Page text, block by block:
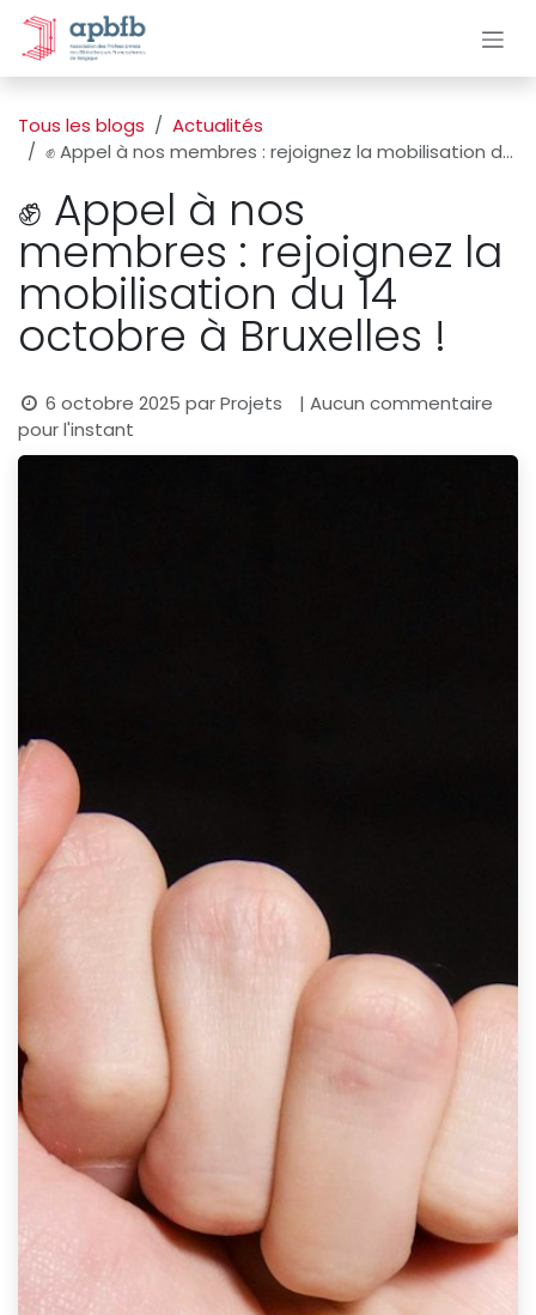
Se rendre au contenu
Tous les blogs
Actualités
✊ Appel à nos membres : rejoignez la mobilisation du 14 octobre à Bruxelles !
✊ Appel à nos
membres : rejoignez la
mobilisation du 14
octobre à Bruxelles !
6 octobre 2025 parProjets
| Aucun commentaire
pour l'instant